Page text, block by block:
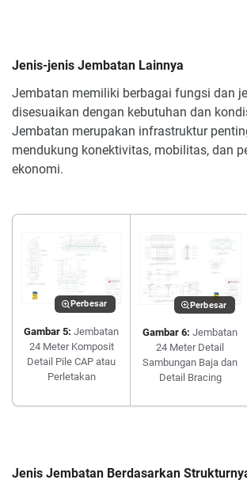
Jenis-jenis Jembatan Lainnya
Jembatan memiliki berbagai fungsi dan
disesuaikan dengan kebutuhan dan
Jembatan merupakan infrastruktur
mendukung konektivitas, mobilitas, dan
ekonomi.
Perbesar
Gambar 5: Jembatan
24 Meter Komposit
Detail Pile CAP atau
Perletakan
Perbesar
Gambar 6: Jembatan
24 Meter Detail
Sambungan Baja dan
Detail Bracing
Jenis Jembatan Berdasarkan